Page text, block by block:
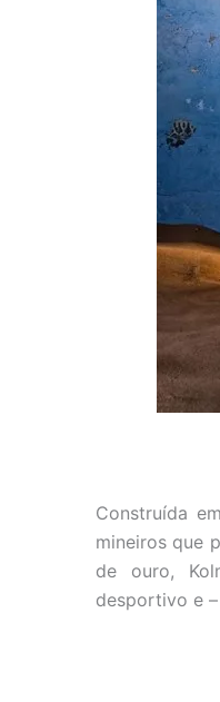
Construída
mineiros que
de ouro,
desportivo e